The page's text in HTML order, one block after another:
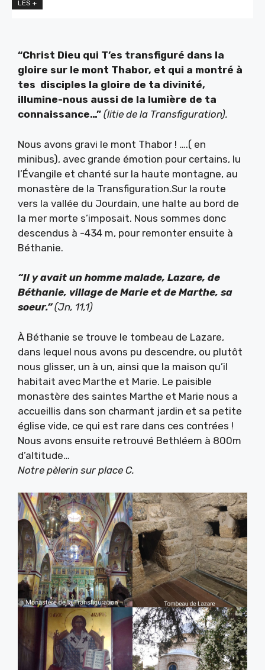
LES +
“Christ Dieu qui T’es transfiguré dans la
gloire sur le mont Thabor, et qui a montré à
tes disciples la gloire de ta divinité,
illumine-nous aussi de la lumière de ta
connaissance…” (litie de la Transfiguration).
Nous avons gravi le mont Thabor ! ….( en
minibus), avec grande émotion pour certains, lu
l’Évangile et chanté sur la haute montagne, au
monastère de la Transfiguration.Sur la route
vers la vallée du Jourdain, une halte au bord de
la mer morte s’imposait. Nous sommes donc
descendus à -434 m, pour remonter ensuite à
Béthanie.
“Il y avait un homme malade, Lazare, de
Béthanie, village de Marie et de Marthe, sa
soeur.”(Jn, 11,1)
À Béthanie se trouve le tombeau de Lazare,
dans lequel nous avons pu descendre, ou plutôt
nous glisser, un à un, ainsi que la maison qu’il
habitait avec Marthe et Marie. Le paisible
monastère des saintes Marthe et Marie nous a
accueillis dans son charmant jardin et sa petite
église vide, ce qui est rare dans ces contrées !
Nous avons ensuite retrouvé Bethléem à 800m
d’altitude…
Notre pèlerin sur place C.